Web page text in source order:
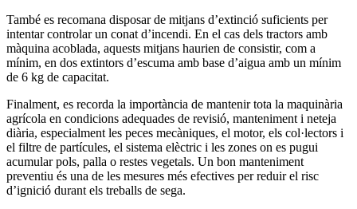
També es recomana disposar de mitjans d’extinció suficients per
intentar controlar un conat d’incendi. En el cas dels tractors amb
màquina acoblada, aquests mitjans haurien de consistir, com a
mínim, en dos extintors d’escuma amb base d’aigua amb un mínim
de 6 kg de capacitat.
Finalment, es recorda la importància de mantenir tota la maquinària
agrícola en condicions adequades de revisió, manteniment i neteja
diària, especialment les peces mecàniques, el motor, els col·lectors i
el filtre de partícules, el sistema elèctric i les zones on es pugui
acumular pols, palla o restes vegetals. Un bon manteniment
preventiu és una de les mesures més efectives per reduir el risc
d’ignició durant els treballs de sega.